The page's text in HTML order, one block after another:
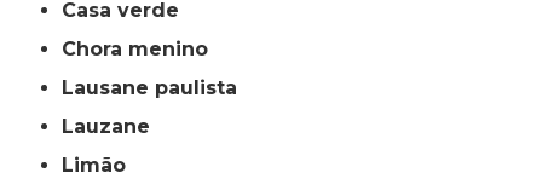
casa verde
chora menino
lausane paulista
lauzane
limão